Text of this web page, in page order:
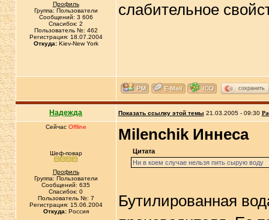
Профиль
Группа: Пользователи
Сообщений: 3 606
Спасибок: 2
Пользователь №: 462
Регистрация: 18.07.2004
Откуда:Kiev-New York
слабительное
сохранить
Надежда Показать ссылку этой темы 21.03.2005 - 09:30
Сейчас Offline
Шеф-повар
Профиль
Группа: Пользователи
Сообщений: 635
Спасибок: 0
Пользователь №: 7
Регистрация: 15.06.2004
Откуда:Россия
Milenchik Иннеса
Цитата
Ни в коем случае нельзя пить сырую воду
Бутилированная